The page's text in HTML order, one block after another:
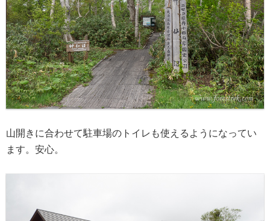
山開きに合わせて駐車場のトイレも使えるようになってい
ます。安心。